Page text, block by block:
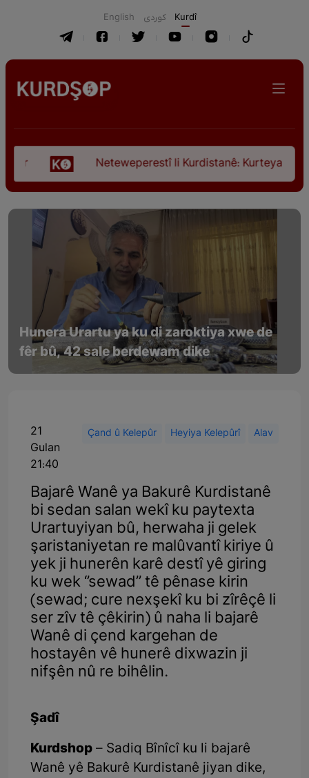
English كوردی Kurdî
Neteweperestî li Kurdistanê: Kurteya pêşveçûna
Hunera Urartu ya ku di zaroktiya xwe de
fêr bû, 42 sale berdewam dike
21
Gulan
21:40
Çand û Kelepûr Heyiya Kelepûrî Alav
Bajarê Wanê ya Bakurê Kurdistanê
bi sedan salan wekî ku paytexta
Urartuyiyan bû, herwaha ji gelek
şaristaniyetan re malûvantî kiriye û
yek ji hunerên karê destî yê giring
ku wek ‘’sewad’’ tê pênase kirin
(sewad; cure nexşekî ku bi zîrêçê li
ser zîv tê çêkirin) û naha li bajarê
Wanê di çend kargehan de
hostayên vê hunerê dixwazin ji
nifşên nû re bihêlin.
Şadî
Kurdshop – Sadiq Bînîcî ku li bajarê
Wanê yê Bakurê Kurdistanê jiyan dike,